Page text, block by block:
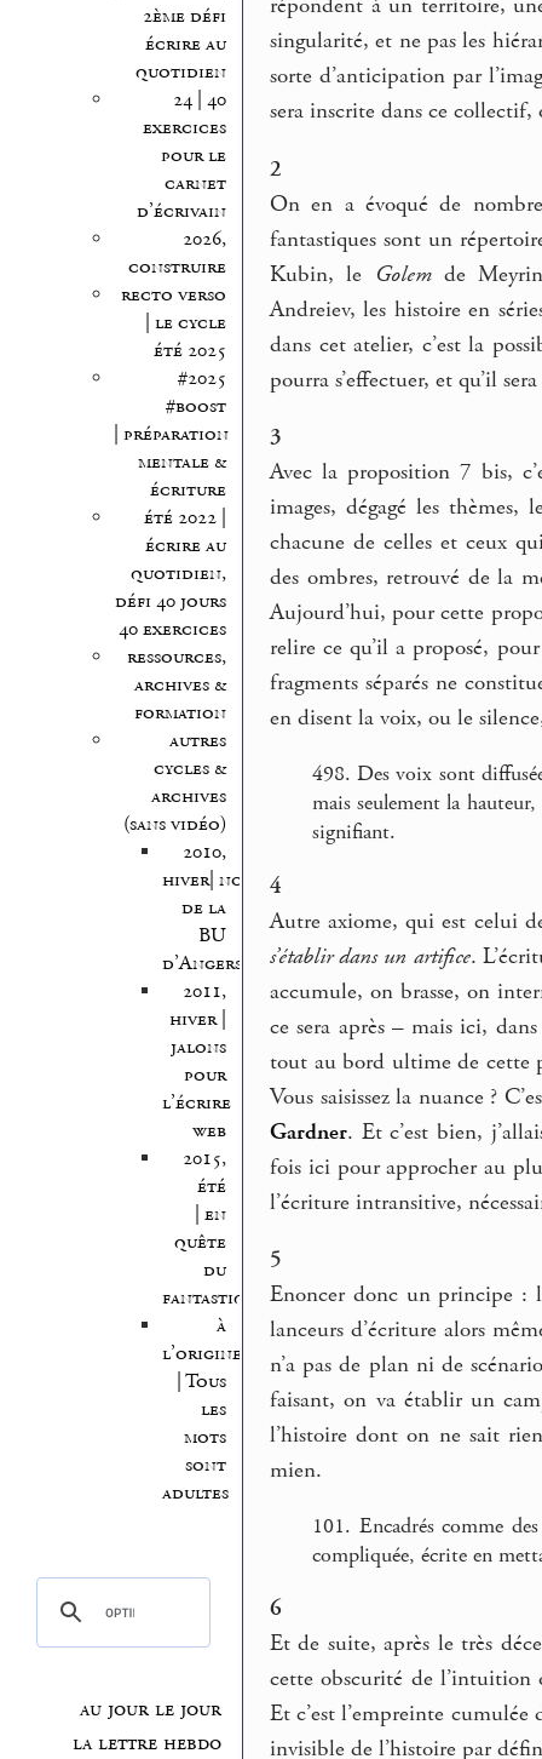
2ème défi
écrire au
quotidien
24 | 40
exercices
pour le
carnet
d’écrivain
2026,
construire
recto verso
| le cycle
été 2025
#2025
#boost
| préparation
mentale &
écriture
été 2022 |
écrire au
quotidien,
défi 40 jours
40 exercices
ressources,
archives &
formation
autres
cycles &
archives
(sans vidéo)
2010,
hiver| nocturnes
de la
BU
d’Angers
2011,
hiver |
jalons
pour
l’écrire
web
2015,
été
| en
quête
du
fantastique
à
l’origine
| Tous
les
mots
sont
adultes
au jour le jour
la lettre hebdo
répondent à un territoire,
singularité, et ne pas les
sorte d’anticipation par
sera inscrite dans ce collectif,
2
On en a évoqué de
fantastiques sont un
Kubin, le Golemde
Andreiev, les histoire en
dans cet atelier, c’est la
pourra s’effectuer, et qu’il
3
Avec la proposition 7 bis,
images, dégagé les thèmes,
chacune de celles et ceux
des ombres, retrouvé de la
Aujourd’hui, pour cette
relire ce qu’il a proposé,
fragments séparés ne
en disent la voix, ou le
498. Des voix sont
mais seulement la
signifiant.
4
Autre axiome, qui est celui
s’établir dans un artifice.
accumule, on brasse, on
ce sera après – mais ici,
tout au bord ultime de cette
Vous saisissez la nuance ?
Gardner. Et c’est bien,
fois ici pour approcher au
l’écriture intransitive,
5
Enoncer donc un principe :
lanceurs d’écriture alors
n’a pas de plan ni de
faisant, on va établir un
l’histoire dont on ne sait
mien.
101. Encadrés comme
compliquée, écrite en
6
Et de suite, après le très
cette obscurité de l’intuition
Et c’est l’empreinte
invisible de l’histoire par